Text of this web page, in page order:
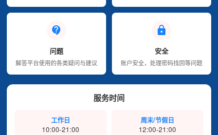
问题
解答平台使用的各类疑问与建议
安全
账户安全，处理密码找回等问题
服务时间
工作日
10:00-21:00
周末/节假日
12:00-21:00